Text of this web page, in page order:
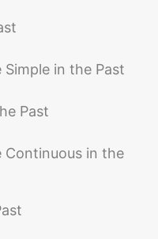
in the Past
Past
Continuous in the